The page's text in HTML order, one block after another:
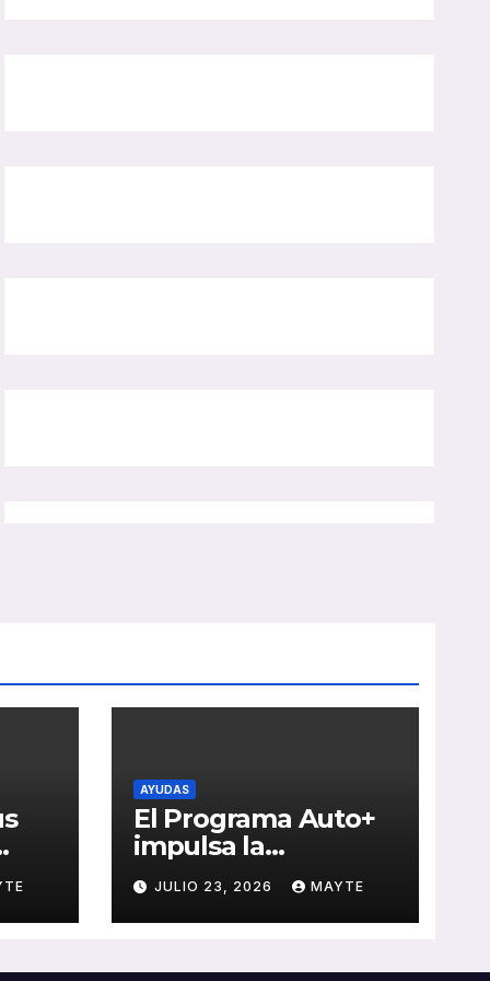
AYUDAS
El Programa Auto+
impulsa la
renovación de flotas
con ayudas a
vehículos eléctricos
JULIO 23, 2026 MAYTE